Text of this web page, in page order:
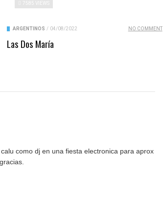
7585 VIEWS
ARGENTINOS / 04/08/2022 NO COMMENT
Las Dos María
como dj en una fiesta electronica para aprox